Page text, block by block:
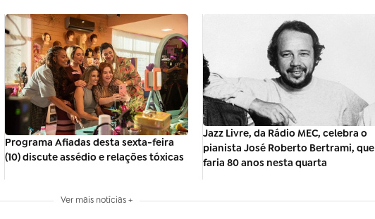
Programa Afiadas desta sexta-feira
(10) discute assédio e relações tóxicas
Jazz Livre, da Rádio MEC, celebra o
pianista José Roberto Bertrami, que
faria 80 anos nesta quarta
Ver mais notícias +